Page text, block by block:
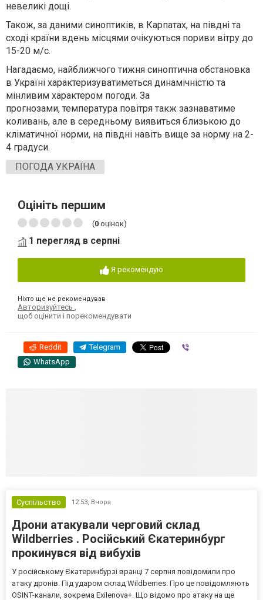
невеликі дощі.
Також, за даними синоптиків, в Карпатах, на півдні та
сході країни вдень місцями очікуються пориви вітру до
15-20 м/с.
Нагадаємо, найближчого тижня синоптична обстановка
в Україні характеризуватиметься динамічністю та
мінливим характером погоди. За
прогнозами, температура повітря такж зазнаватиме
коливань, але в середньому виявиться близькою до
кліматичної норми, на півдні навіть вище за норму на 2-
4 градуси.
ПОГОДА УКРАЇНА
Оцініть першим
(0 оцінок)
1 перегляд в серпні
Я рекомендую
Ніхто ще не рекомендував
Авторизуйтесь
щоб оцінити і порекомендувати
Reddit Telegram
WhatsApp
Суспільство 12:53, Вчора
Дрони атакували черговий склад
Wildberries . Російський Єкатеринбург
прокинувся від вибухів
У російському Єкатеринбурзі вранці 7 серпня повідомили про
атаку дронів. Під ударом склад Wildberries. Про це повідомляють
OSINT-канали, зокрема Exilenova+. Що відомо про атаку на ще